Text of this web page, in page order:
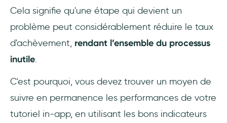
Cela signifie qu'une étape qui devient un
problème peut considérablement réduire le taux
d'achèvement, rendant l’ensemble du processus
inutile.
C'est pourquoi, vous devez trouver un moyen de
suivre en permanence les performances de votre
tutoriel in-app, en utilisant les bons indicateurs